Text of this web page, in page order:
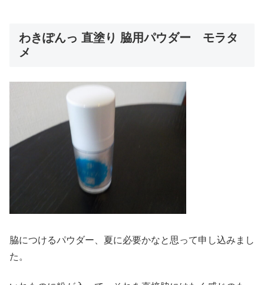
わきぽんっ 直塗り 脇用パウダー モラタ
メ
脇につけるパウダー、夏に必要かなと思って申し込みまし
た。